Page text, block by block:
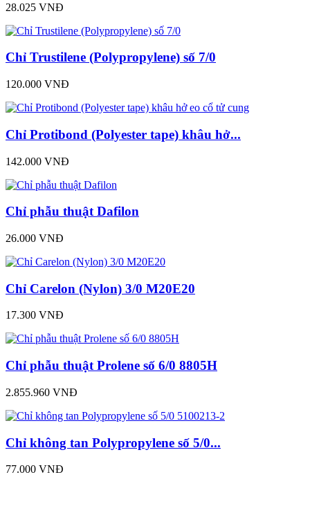
28.025 VNĐ
Chỉ Trustilene (Polypropylene) số 7/0
120.000 VNĐ
Chỉ Protibond (Polyester tape) khâu hở...
142.000 VNĐ
Chỉ phẫu thuật Dafilon
26.000 VNĐ
Chỉ Carelon (Nylon) 3/0 M20E20
17.300 VNĐ
Chỉ phẫu thuật Prolene số 6/0 8805H
2.855.960 VNĐ
Chỉ không tan Polypropylene số 5/0...
77.000 VNĐ